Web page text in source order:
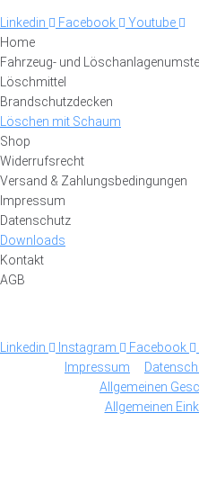
Linkedin Facebook
Youtube
Home
Fahrzeug- und
Löschmittel
Brandschutzdecken
Löschen mit Schaum
Shop
Widerrufsrecht
Versand & Zahlungsbedingungen
Impressum
Datenschutz
Downloads
Kontakt
AGB
Linkedin Instagram Facebook
Impressum
Allgemeinen
Allgemeinen